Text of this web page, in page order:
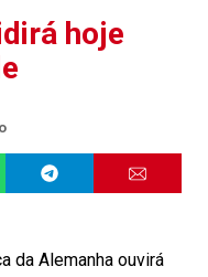
hoje
da Alemanha ouvirá